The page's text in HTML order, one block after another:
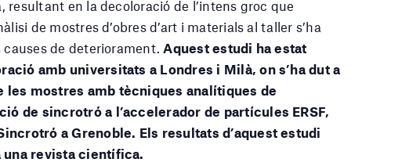
resultant en la decoloració de l’intens groc que
de mostres d’obres d’art i materials al taller s’ha
de deteriorament.Aquest estudi ha estat
amb universitats a Londres i Milà, on s’ha dut a
les mostres amb tècniques analítiques de
de sincrotró a l’accelerador de partícules ERSF,
a Grenoble. Els resultats d’aquest estudi
revista científica.